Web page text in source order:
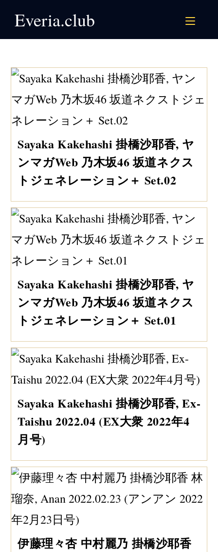
Everia.club
Sayaka Kakehashi 掛橋沙耶香, ヤ
ンマガWeb 乃木坂46 坂道ネクス
トジェネレーション＋ Set.02
Sayaka Kakehashi 掛橋沙耶香, ヤ
ンマガWeb 乃木坂46 坂道ネクス
トジェネレーション＋ Set.01
Sayaka Kakehashi 掛橋沙耶香, Ex-
Taishu 2022.04 (EX大衆 2022年4
月号)
伊藤理々杏 中村麗乃 掛橋沙耶香